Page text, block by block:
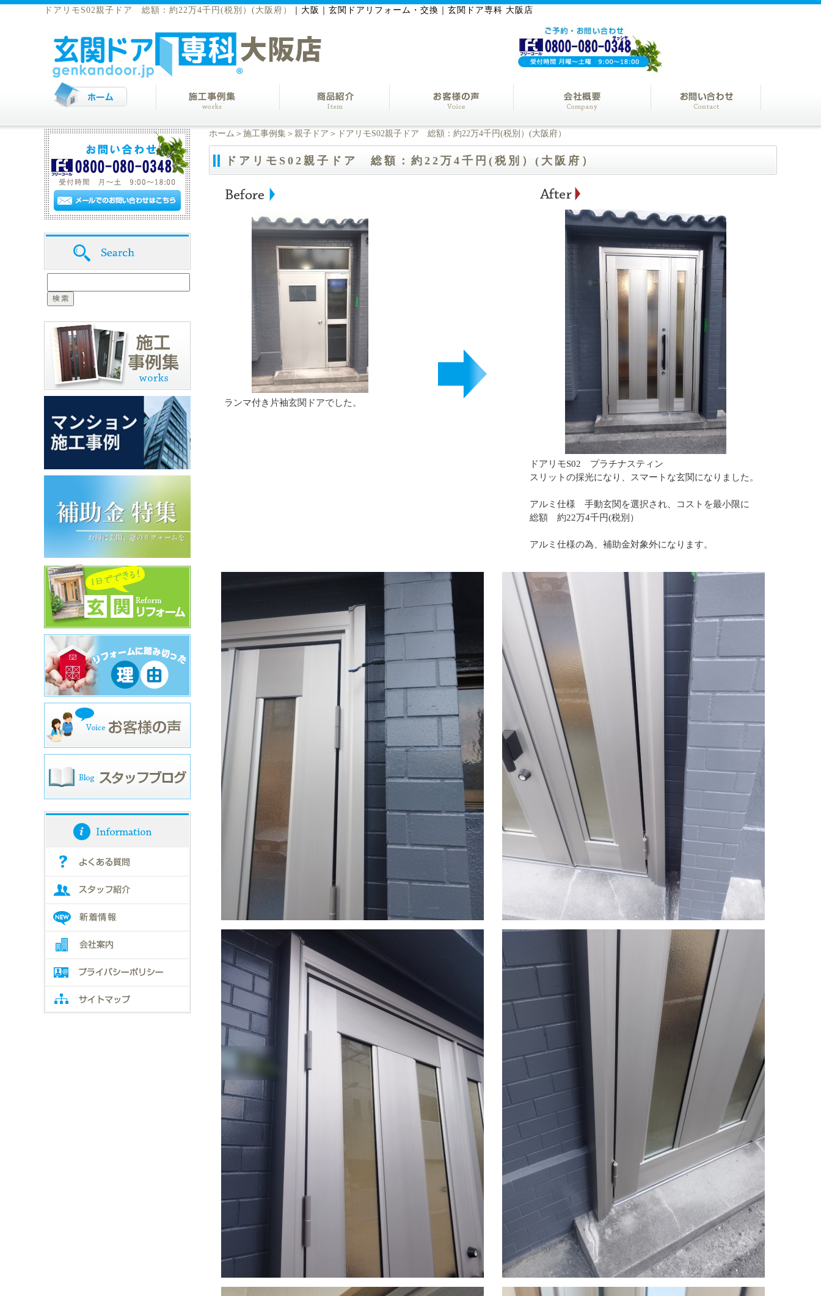
ドアリモS02親子ドア 総額：約22万4千円(税別）(大阪府） 大阪｜玄関ドアリフォーム・交換｜玄関ドア専科 大阪店
ホーム ＞ 施工事例集 ＞ 親子ドア ＞ドアリモS02親子ドア 総額：約22万4千円(税別）(大阪府）
ドアリモS02親子ドア 総額：約22万4千円(税別）(大阪府）
ランマ付き片袖玄関ドアでした。
ドアリモS02 プラチナスティン
スリットの採光になり、スマートな玄関になりました。
アルミ仕様 手動玄関を選択され、コストを最小限に
総額 約22万4千円(税別）
アルミ仕様の為、補助金対象外になります。